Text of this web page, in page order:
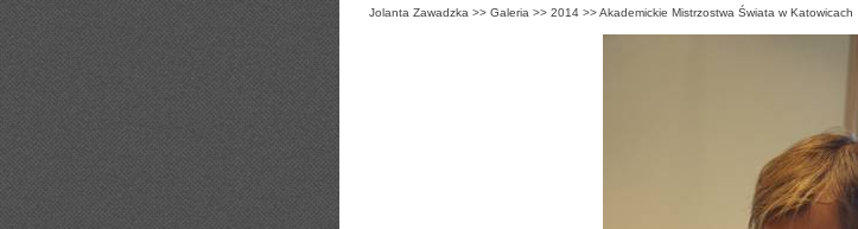
Jolanta Zawadzka >> Galeria >> 2014 >>Akademickie Mistrzostwa Świata w Katowicach